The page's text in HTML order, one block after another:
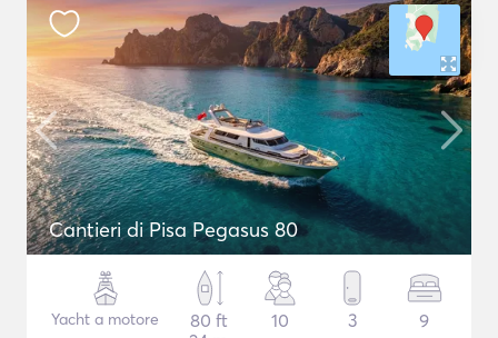
Cantieri di Pisa Pegasus 80
Yacht a motore
80 ft
10 3 9